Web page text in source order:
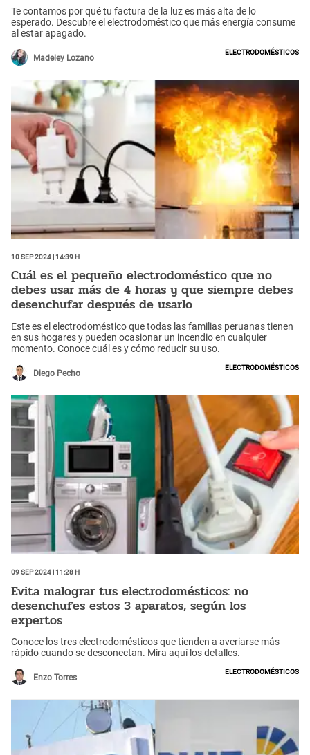
Te contamos por qué tu factura de la luz es más alta de lo
esperado. Descubre el electrodoméstico que más energía consume
al estar apagado.
Madeley Lozano
Electrodomésticos
10 Sep 2024 | 14:39 h
Cuál es el pequeño electrodoméstico que no
debes usar más de 4 horas y que siempre debes
desenchufar después de usarlo
Este es el electrodoméstico que todas las familias peruanas tienen
en sus hogares y pueden ocasionar un incendio en cualquier
momento. Conoce cuál es y cómo reducir su uso.
Diego Pecho
Electrodomésticos
09 Sep 2024 | 11:28 h
Evita malograr tus electrodomésticos: no
desenchufes estos 3 aparatos, según los
expertos
Conoce los tres electrodomésticos que tienden a averiarse más
rápido cuando se desconectan. Mira aquí los detalles.
Enzo Torres
Electrodomésticos